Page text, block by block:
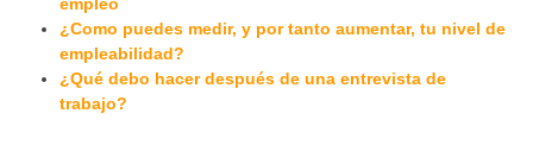
¿Como puedes medir, y por tanto aumentar, tu nivel de
empleabilidad?
¿Qué debo hacer después de una entrevista de
trabajo?